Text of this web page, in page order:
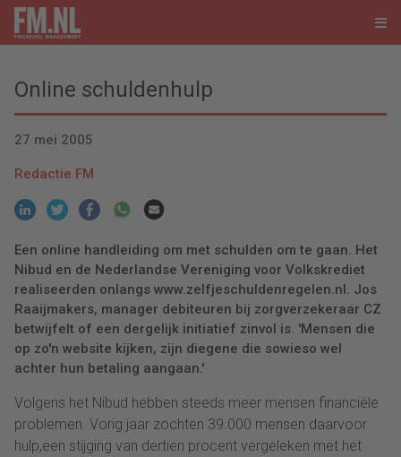
Online schuldenhulp
27 mei 2005
Redactie FM
Een online handleiding om met schulden om te gaan. Het
Nibud en de Nederlandse Vereniging voor Volkskrediet
realiseerden onlangs www.zelfjeschuldenregelen.nl. Jos
Raaijmakers, manager debiteuren bij zorgverzekeraar CZ
betwijfelt of een dergelijk initiatief zinvol is. 'Mensen die
op zo'n website kijken, zijn diegene die sowieso wel
achter hun betaling aangaan.'
Volgens het Nibud hebben steeds meer mensen financiële
problemen. Vorig jaar zochten 39.000 mensen daarvoor
hulp,een stijging van dertien procent vergeleken met het